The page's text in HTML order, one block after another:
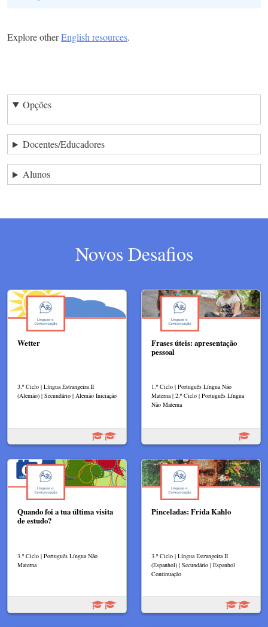
Explore otherEnglish resources.
Opções
Docentes/Educadores
Alunos
Novos Desafios
Wetter
3.º Ciclo | Língua Estrangeira II
(Alemão) | Secundário | Alemão Iniciação
Frases úteis: apresentação
pessoal
1.º Ciclo | Português Língua Não
Materna | 2.º Ciclo | Português Língua
Não Materna
Quando foi a tua última visita
de estudo?
3.º Ciclo | Português Língua Não
Materna
Pinceladas: Frida Kahlo
3.º Ciclo | Língua Estrangeira II
(Espanhol) | Secundário | Espanhol
Continuação